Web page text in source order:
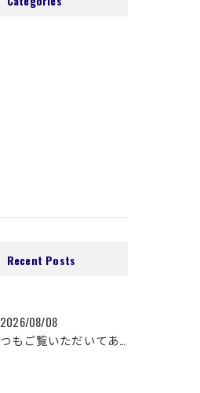
Recent Posts
2026/08/08
いつもご覧いただいてありがとうございます😊